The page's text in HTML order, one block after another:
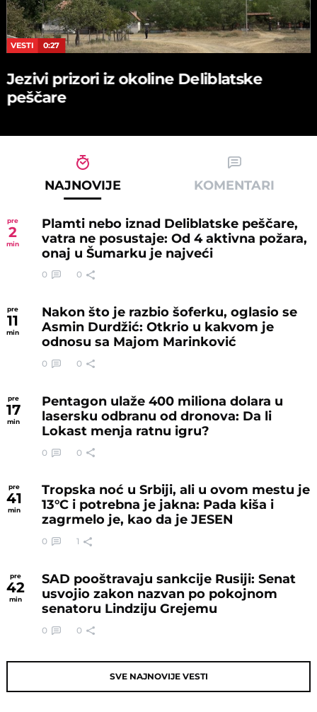
VESTI 0:27
Jezivi prizori iz okoline Deliblatske
peščare
NAJNOVIJE KOMENTARI
pre
2
min
Plamti nebo iznad Deliblatske peščare,
vatra ne posustaje: Od 4 aktivna požara,
onaj u Šumarku je najveći
0 0
pre
11
min
Nakon što je razbio šoferku, oglasio se
Asmin Durdžić: Otkrio u kakvom je
odnosu sa Majom Marinković
0 0
pre
17
min
Pentagon ulaže 400 miliona dolara u
lasersku odbranu od dronova: Da li
Lokast menja ratnu igru?
0 0
pre
41
min
Tropska noć u Srbiji, ali u ovom mestu je
13°C i potrebna je jakna: Pada kiša i
zagrmelo je, kao da je JESEN
0 1
pre
42
min
SAD pooštravaju sankcije Rusiji: Senat
usvojio zakon nazvan po pokojnom
senatoru Lindziju Grejemu
0 0
SVE NAJNOVIJE VESTI